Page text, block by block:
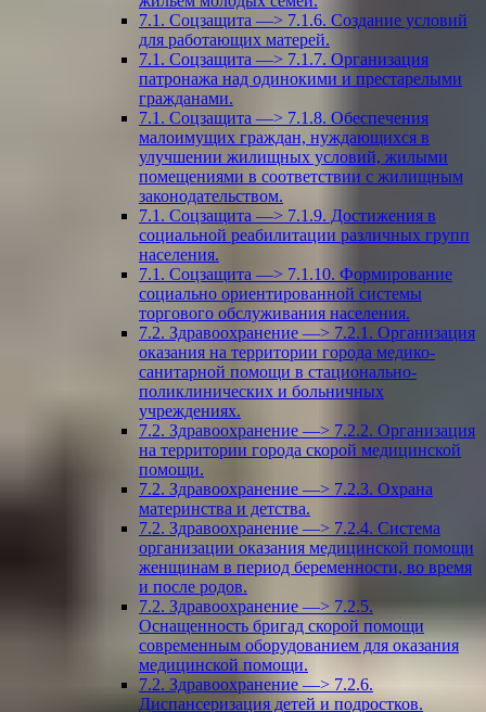
7.1. Соцзащита —> 7.1.6. Создание условий
для работающих матерей.
7.1. Соцзащита —> 7.1.7. Организация
патронажа над одинокими и престарелыми
гражданами.
7.1. Соцзащита —> 7.1.8. Обеспечения
малоимущих граждан, нуждающихся в
улучшении жилищных условий, жилыми
помещениями в соответствии с жилищным
законодательством.
7.1. Соцзащита —> 7.1.9. Достижения в
социальной реабилитации различных групп
населения.
7.1. Соцзащита —> 7.1.10. Формирование
социально ориентированной системы
торгового обслуживания населения.
7.2. Здравоохранение —> 7.2.1. Организация
оказания на территории города медико-
санитарной помощи в стационально-
поликлинических и больничных
учреждениях.
7.2. Здравоохранение —> 7.2.2. Организация
на территории города скорой медицинской
помощи.
7.2. Здравоохранение —> 7.2.3. Охрана
материнства и детства.
7.2. Здравоохранение —> 7.2.4. Система
организации оказания медицинской помощи
женщинам в период беременности, во время
и после родов.
7.2. Здравоохранение —> 7.2.5.
Оснащенность бригад скорой помощи
современным оборудованием для оказания
медицинской помощи.
7.2. Здравоохранение —> 7.2.6.
Диспансеризация детей и подростков.